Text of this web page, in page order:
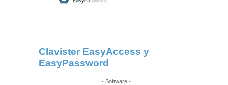
Clavister EasyAccess y
EasyPassword
- Software -